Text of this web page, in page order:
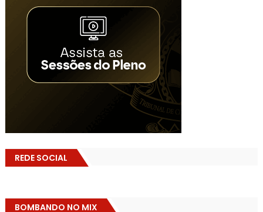
REDE SOCIAL
BOMBANDO NO MIX